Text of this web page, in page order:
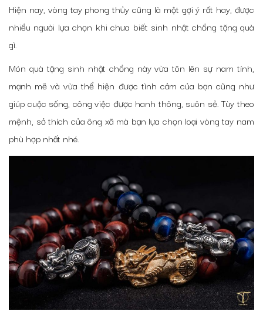
Hiện nay, vòng tay phong thủy cũng là một gợi ý rất hay, được
nhiều người lựa chọn khi chưa biết sinh nhật chồng tặng quà
gì.
Món quà tặng sinh nhật chồng này vừa tôn lên sự nam tính,
mạnh mẽ và vừa thể hiện được tình cảm của bạn cũng như
giúp cuộc sống, công việc được hanh thông, suôn sẻ. Tùy theo
mệnh, sở thích của ông xã mà bạn lựa chọn loại vòng tay nam
phù hợp nhất nhé.